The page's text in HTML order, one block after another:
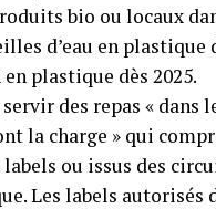
bio ou locaux
d’eau en plastique
plastique dès 2025.
des repas «
la charge » qui
ou issus des
Les labels autorisés